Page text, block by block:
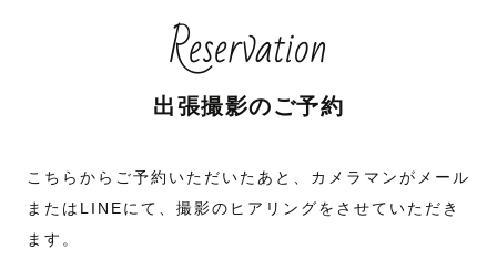
Reservation
出張撮影のご予約
こちらからご予約いただいたあと、カメラマンがメール
またはLINEにて、撮影のヒアリングをさせていただき
ます。